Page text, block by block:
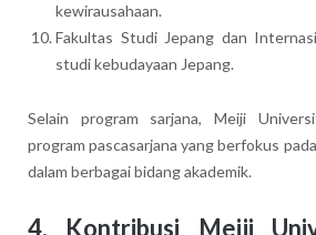
kewirausahaan.
Fakultas Studi Jepang dan
studi kebudayaan Jepang.
Selain program sarjana, Meiji
program pascasarjana yang berfokus
dalam berbagai bidang akademik.
4. Kontribusi Meiji